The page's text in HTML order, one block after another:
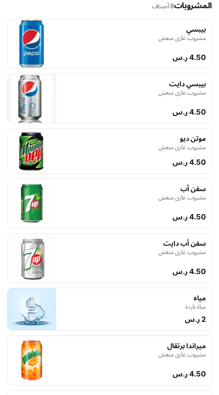
المشروبات8 أصناف
بيبسي
مشروب غازي منعش
4.50 ر.س
بيبسي دايت
مشروب غازي منعش
4.50 ر.س
موتن ديو
مشروب غازي منعش
4.50 ر.س
سفن أب
مشروب غازي منعش
4.50 ر.س
سفن أب دايت
مشروب غازي منعش
4.50 ر.س
مياه
مياة باردة
2 ر.س
ميراندا برتقال
مشروب غازي منعش
4.50 ر.س